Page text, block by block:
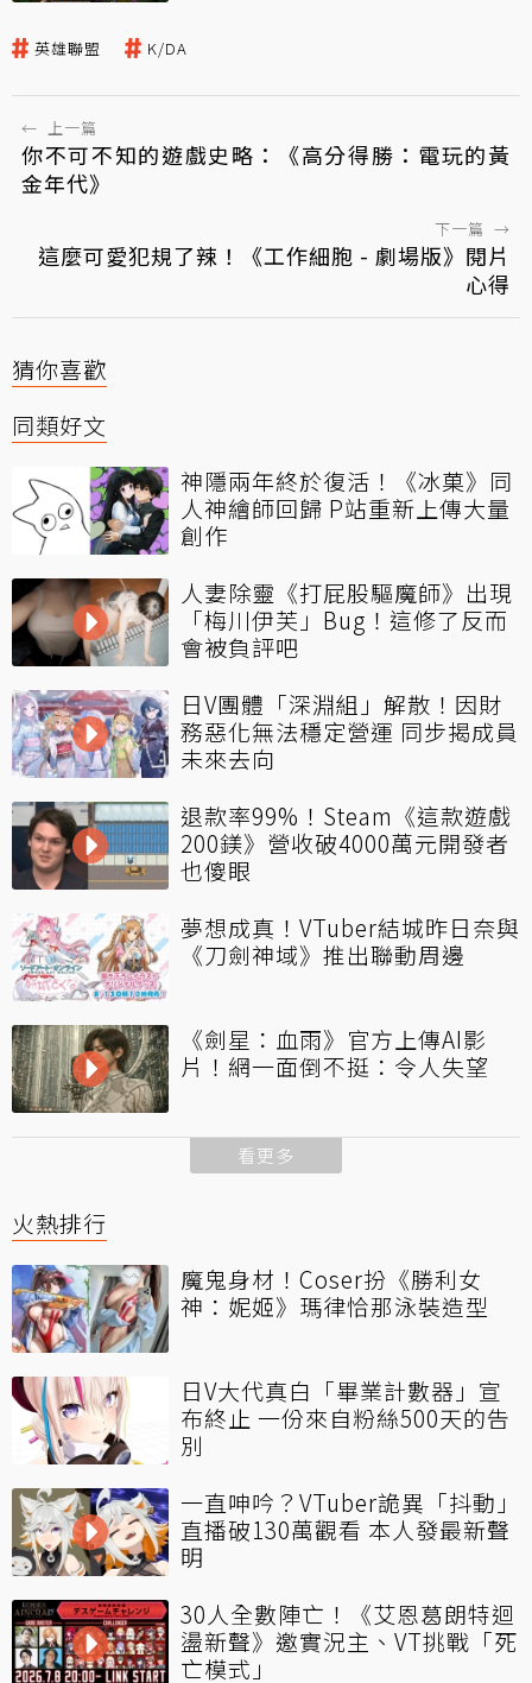
英雄聯盟 K/DA
← 上一篇
你不可不知的遊戲史略：《高分得勝：電玩的黃
金年代》
下一篇 →
這麼可愛犯規了辣！《工作細胞 - 劇場版》閱片
心得
猜你喜歡
同類好文
神隱兩年終於復活！《冰菓》同
人神繪師回歸 P站重新上傳大量
創作
人妻除靈《打屁股驅魔師》出現
「梅川伊芙」Bug！這修了反而
會被負評吧
日V團體「深淵組」解散！因財
務惡化無法穩定營運 同步揭成員
未來去向
退款率99%！Steam《這款遊戲
200鎂》營收破4000萬元開發者
也傻眼
夢想成真！VTuber結城昨日奈與
《刀劍神域》推出聯動周邊
《劍星：血雨》官方上傳AI影
片！網一面倒不挺：令人失望
看更多
火熱排行
魔鬼身材！Coser扮《勝利女
神：妮姬》瑪律恰那泳裝造型
日V大代真白「畢業計數器」宣
布終止 一份來自粉絲500天的告
別
一直呻吟？VTuber詭異「抖動」
直播破130萬觀看 本人發最新聲
明
30人全數陣亡！《艾恩葛朗特迴
盪新聲》邀實況主、VT挑戰「死
亡模式」